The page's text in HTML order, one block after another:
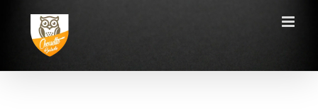
contenu